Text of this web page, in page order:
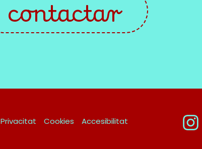
contactar
Privacitat Cookies Accesibilitat